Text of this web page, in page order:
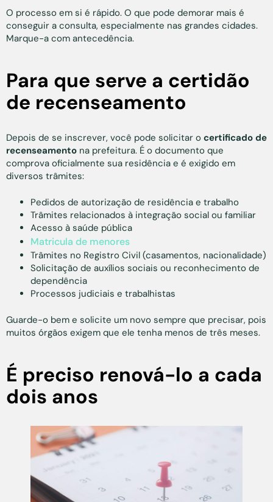
O processo em si é rápido. O que pode demorar mais é
conseguir a consulta, especialmente nas grandes cidades.
Marque-a com antecedência.
Para que serve a certidão
de recenseamento
Depois de se inscrever, você pode solicitar o certificado de
recenseamento na prefeitura. É o documento que
comprova oficialmente sua residência e é exigido em
diversos trâmites:
Pedidos de autorização de residência e trabalho
Trâmites relacionados à integração social ou familiar
Acesso à saúde pública
Matricula de menores
Trâmites no Registro Civil (casamentos, nacionalidade)
Solicitação de auxílios sociais ou reconhecimento de
dependência
Processos judiciais e trabalhistas
Guarde-o bem e solicite um novo sempre que precisar, pois
muitos órgãos exigem que ele tenha menos de três meses.
É preciso renová-lo a cada
dois anos